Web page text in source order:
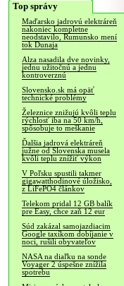
Top správy
Maďarsko jadrovú elektráreň
nakoniec kompletne
neodstavilo, Rumunsko mení
tok Dunaja
Alza nasadila dve novinky,
jednu užitočnú a jednu
kontroverznú
Slovensko.sk má opäť
technické problémy
Železnice znižujú kvôli teplu
rýchlosť iba na 50 km/h,
spôsobuje to meškanie
Ďalšia jadrová elektráreň
južne od Slovenska musela
kvôli teplu znížiť výkon
V Poľsku spustili takmer
gigawatthodinové úložisko,
z LiFePO4 článkov
Telekom pridal 12 GB balík
pre Easy, chce zaň 12 eur
Súd zakázal samojazdiacim
Google taxíkom dobíjanie v
noci, rušili obyvateľov
NASA na diaľku na sonde
Voyager 2 úspešne znížila
spotrebu